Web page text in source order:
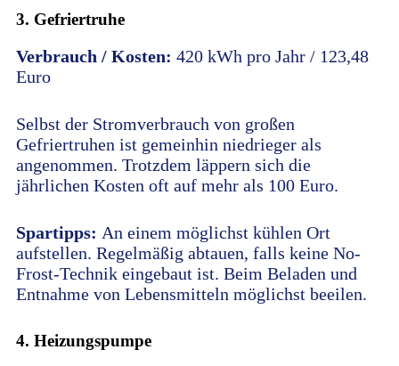
3. Gefriertruhe
Verbrauch / Kosten: 420 kWh pro Jahr / 123,48
Euro
Selbst der Stromverbrauch von großen
Gefriertruhen ist gemeinhin niedrieger als
angenommen. Trotzdem läppern sich die
jährlichen Kosten oft auf mehr als 100 Euro.
Spartipps: An einem möglichst kühlen Ort
aufstellen. Regelmäßig abtauen, falls keine No-
Frost-Technik eingebaut ist. Beim Beladen und
Entnahme von Lebensmitteln möglichst beeilen.
4. Heizungspumpe